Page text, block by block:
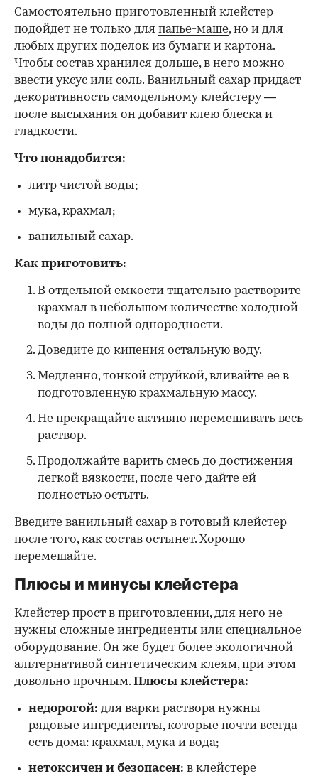
Самостоятельно приготовленный клейстер
подойдет не только для папье-маше, но и для
любых других поделок из бумаги и картона.
Чтобы состав хранился дольше, в него можно
ввести уксус или соль. Ванильный сахар придаст
декоративность самодельному клейстеру —
после высыхания он добавит клею блеска и
гладкости.
Что понадобится:
литр чистой воды;
мука, крахмал;
ванильный сахар.
Как приготовить:
В отдельной емкости тщательно растворите
крахмал в небольшом количестве холодной
воды до полной однородности.
Доведите до кипения остальную воду.
Медленно, тонкой струйкой, вливайте ее в
подготовленную крахмальную массу.
Не прекращайте активно перемешивать весь
раствор.
Продолжайте варить смесь до достижения
легкой вязкости, после чего дайте ей
полностью остыть.
Введите ванильный сахар в готовый клейстер
после того, как состав остынет. Хорошо
перемешайте.
Плюсы и минусы клейстера
Клейстер прост в приготовлении, для него не
нужны сложные ингредиенты или специальное
оборудование. Он же будет более экологичной
альтернативой синтетическим клеям, при этом
довольно прочным. Плюсы клейстера:
недорогой: для варки раствора нужны
рядовые ингредиенты, которые почти всегда
есть дома: крахмал, мука и вода;
нетоксичен и безопасен: в клейстере